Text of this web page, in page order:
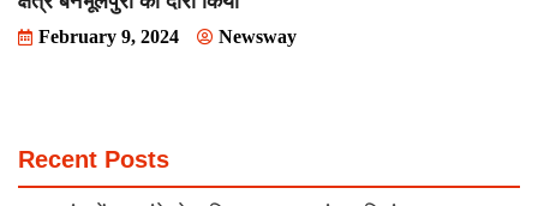
February 9, 2024 Newsway
Recent Posts